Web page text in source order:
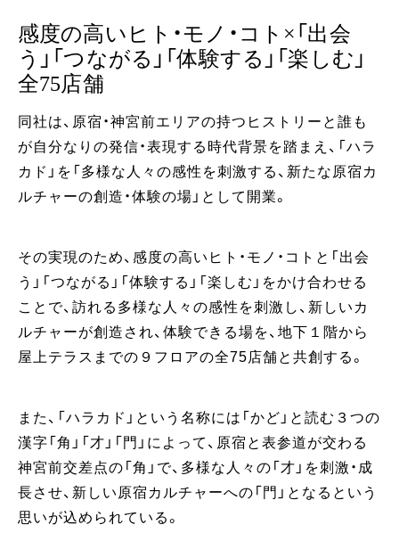
感度の高いヒト・モノ・コト×「出会
う」「つながる」「体験する」「楽しむ」
全75店舗
同社は、原宿・神宮前エリアの持つヒストリーと誰も
が自分なりの発信・表現する時代背景を踏まえ、「ハラ
カド」を「多様な人々の感性を刺激する、新たな原宿カ
ルチャーの創造・体験の場」として開業。
その実現のため、感度の高いヒト・モノ・コトと「出会
う」「つながる」「体験する」「楽しむ」をかけ合わせる
ことで、訪れる多様な人々の感性を刺激し、新しいカ
ルチャーが創造され、体験できる場を、地下１階から
屋上テラスまでの９フロアの全75店舗と共創する。
また、「ハラカド」という名称には「かど」と読む３つの
漢字「角」「才」「門」によって、原宿と表参道が交わる
神宮前交差点の「角」で、多様な人々の「才」を刺激・成
長させ、新しい原宿カルチャーへの「門」となるという
思いが込められている。